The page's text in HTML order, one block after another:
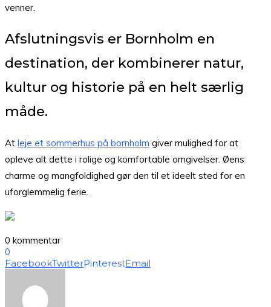
venner.
Afslutningsvis er Bornholm en
destination, der kombinerer natur,
kultur og historie på en helt særlig
måde.
At leje et sommerhus på bornholm giver mulighed for at
opleve alt dette i rolige og komfortable omgivelser. Øens
charme og mangfoldighed gør den til et ideelt sted for en
uforglemmelig ferie.
0 kommentar
0
FacebookTwitterPinterestEmail